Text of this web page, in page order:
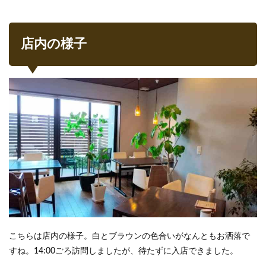
店内の様子
こちらは店内の様子。白とブラウンの色合いがなんともお洒落で
すね。14:00ごろ訪問しましたが、待たずに入店できました。